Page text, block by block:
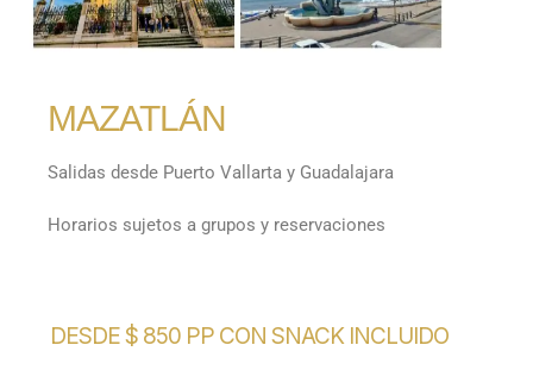
MAZATLÁN
Salidas desde Puerto Vallarta y Guadalajara
Horarios sujetos a grupos y reservaciones
DESDE $ 850 PP CON SNACK INCLUIDO